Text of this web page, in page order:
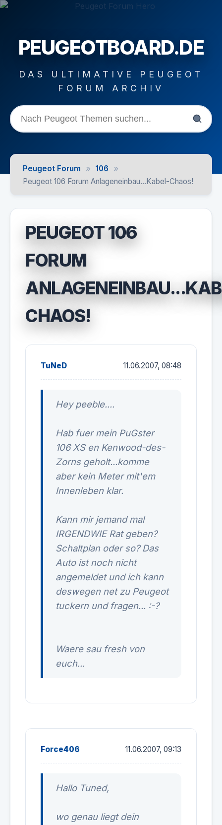
PEUGEOTBOARD.DE
DAS ULTIMATIVE PEUGEOT
FORUM ARCHIV
Peugeot Forum » 106 »
Peugeot 106 Forum Anlageneinbau...Kabel-Chaos!
PEUGEOT 106
FORUM
CHAOS!
TuNeD 11.06.2007, 08:48
Hey peeble....
Hab fuer mein PuGster
106 XS en Kenwood-des-
Zorns geholt...komme
aber kein Meter mit'em
Innenleben klar.
Kann mir jemand mal
IRGENDWIE Rat geben?
Schaltplan oder so? Das
Auto ist noch nicht
angemeldet und ich kann
deswegen net zu Peugeot
tuckern und fragen... :-?
Waere sau fresh von
euch...
Force406 11.06.2007, 09:13
Hallo Tuned,
wo genau liegt dein